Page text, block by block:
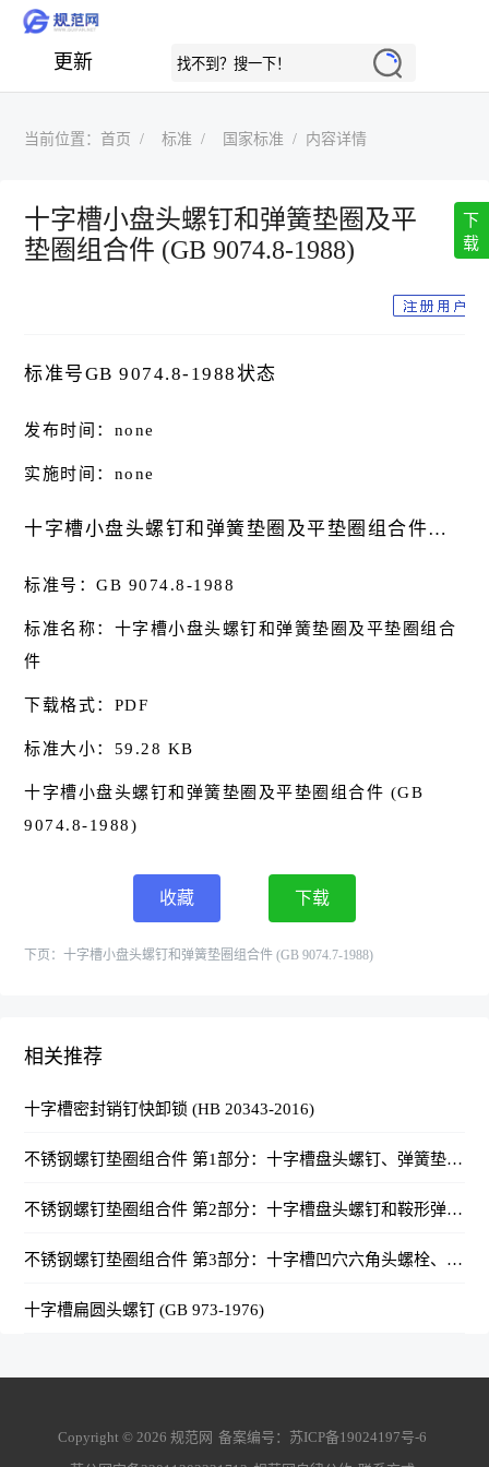
更新
当前位置： 首页 标准 国家标准 内容详情
十字槽小盘头螺钉和弹簧垫圈及平
垫圈组合件 (GB 9074.8-1988)
下
载
标准号GB 9074.8-1988状态
发布时间：none
实施时间：none
十字槽小盘头螺钉和弹簧垫圈及平垫圈组合件基本信息
标准号：GB 9074.8-1988
标准名称：十字槽小盘头螺钉和弹簧垫圈及平垫圈组合
件
下载格式：PDF
标准大小：59.28 KB
十字槽小盘头螺钉和弹簧垫圈及平垫圈组合件 (GB
9074.8-1988)
收藏 下载
下页：十字槽小盘头螺钉和弹簧垫圈组合件 (GB 9074.7-1988)
相关推荐
十字槽密封销钉快卸锁 (HB 20343-2016)
不锈钢螺钉垫圈组合件 第1部分：十字槽盘头螺钉、弹簧垫圈和平垫圈 (QJ 20040.1-2011)
不锈钢螺钉垫圈组合件 第2部分：十字槽盘头螺钉和鞍形弹性垫圈 (QJ 20040.2-2011)
不锈钢螺钉垫圈组合件 第3部分：十字槽凹穴六角头螺栓、弹簧垫圈和平垫圈 (QJ 20040.3-2011)
十字槽扁圆头螺钉 (GB 973-1976)
Copyright © 2026 规范网 备案编号： 苏ICP备19024197号-6